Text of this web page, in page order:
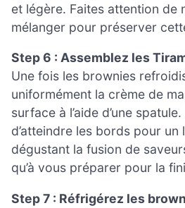
et légère. Faites attention de
mélanger pour préserver
Step 6 : Assemblez les
Une fois les brownies
uniformément la crème de
surface à l’aide d’une
d’atteindre les bords pour
dégustant la fusion de
qu’à vous préparer pour la
Step 7 : Réfrigérez les